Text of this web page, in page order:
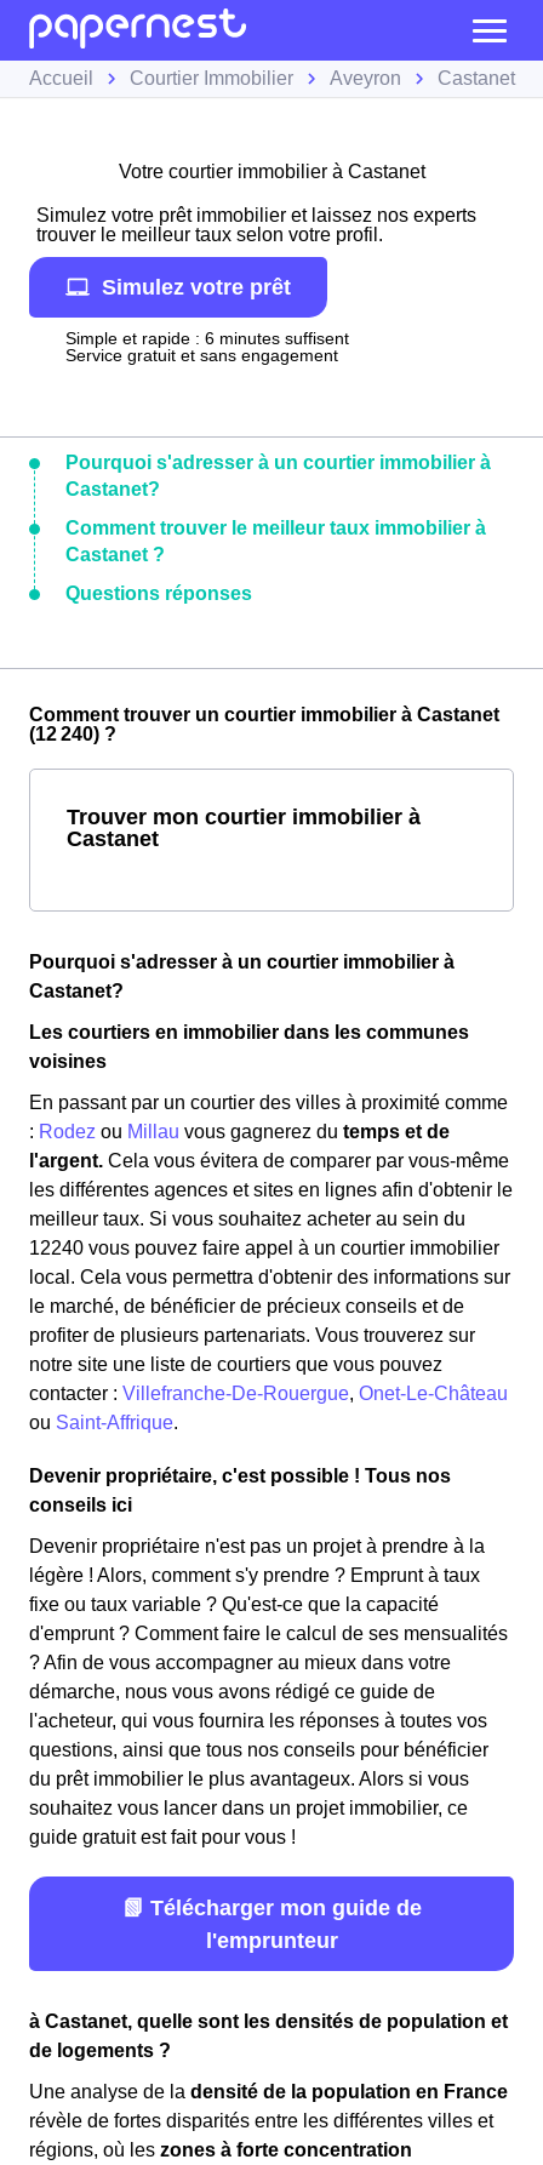
Accueil Courtier Immobilier Aveyron Castanet
Votre courtier immobilier à Castanet
Simulez votre prêt immobilier et laissez nos experts
trouver le meilleur taux selon votre profil.
Simulez votre prêt
Simple et rapide : 6 minutes suffisent
Service gratuit et sans engagement
Pourquoi s'adresser à un courtier immobilier à
Castanet?
Comment trouver le meilleur taux immobilier à
Castanet ?
Questions réponses
Comment trouver un courtier immobilier à Castanet
(12 240) ?
Trouver mon courtier immobilier à
Castanet
Pourquoi s'adresser à un courtier immobilier à
Castanet?
Les courtiers en immobilier dans les communes
voisines
En passant par un courtier des villes à proximité comme
: Rodez ou Millau vous gagnerez du temps et de
l'argent. Cela vous évitera de comparer par vous-même
les différentes agences et sites en lignes afin d'obtenir le
meilleur taux. Si vous souhaitez acheter au sein du
12240 vous pouvez faire appel à un courtier immobilier
local. Cela vous permettra d'obtenir des informations sur
le marché, de bénéficier de précieux conseils et de
profiter de plusieurs partenariats. Vous trouverez sur
notre site une liste de courtiers que vous pouvez
contacter : Villefranche-De-Rouergue, Onet-Le-Château
ou Saint-Affrique.
Devenir propriétaire, c'est possible ! Tous nos
conseils ici
Devenir propriétaire n'est pas un projet à prendre à la
légère ! Alors, comment s'y prendre ? Emprunt à taux
fixe ou taux variable ? Qu'est-ce que la capacité
d'emprunt ? Comment faire le calcul de ses mensualités
? Afin de vous accompagner au mieux dans votre
démarche, nous vous avons rédigé ce guide de
l'acheteur, qui vous fournira les réponses à toutes vos
questions, ainsi que tous nos conseils pour bénéficier
du prêt immobilier le plus avantageux. Alors si vous
souhaitez vous lancer dans un projet immobilier, ce
guide gratuit est fait pour vous !
📗 Télécharger mon guide de
l'emprunteur
à Castanet, quelle sont les densités de population et
de logements ?
Une analyse de la densité de la population en France
révèle de fortes disparités entre les différentes villes et
régions, où les zones à forte concentration